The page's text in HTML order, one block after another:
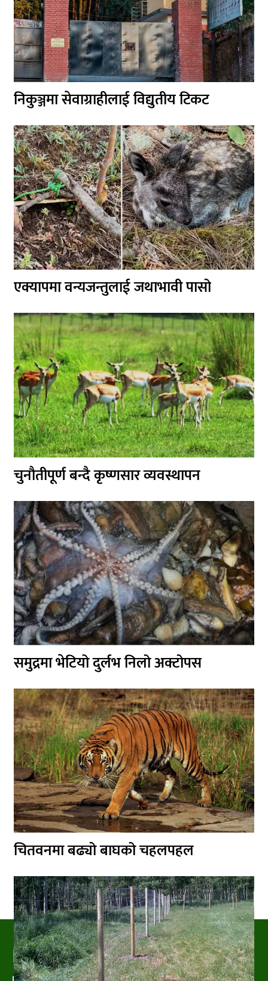
निकुञ्जमा सेवाग्राहीलाई विद्युतीय टिकट
एक्यापमा वन्यजन्तुलाई जथाभावी पासो
चुनौतीपूर्ण बन्दै कृष्णसार व्यवस्थापन
समुद्रमा भेटियो दुर्लभ निलो अक्टोपस
चितवनमा बढ्यो बाघको चहलपहल
PRAKRITIPRESS